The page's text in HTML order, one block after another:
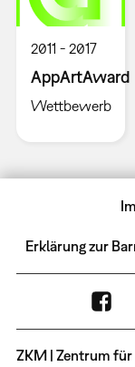
2011 2017
AppArtAward
Wettbewerb
Erklärung zur
ZKM | Zentrum für